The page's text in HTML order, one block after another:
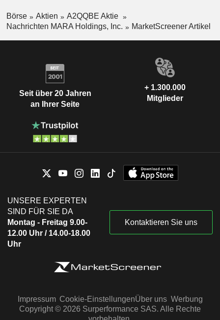
Börse Aktien
A2QQBE Aktie
Nachrichten MARA Holdings, Inc.
MarketScreener Artikel
Seit über 20 Jahren
an Ihrer Seite
+ 1.300.000
Mitglieder
UNSERE EXPERTEN
SIND FÜR SIE DA
Montag - Freitag 9.00-
12.00 Uhr / 14.00-18.00
Uhr
Kontaktieren Sie uns
Impressum Cookie-EinstellungenÜber uns Werbung
Copyright © 2026 Surperformance SAS. Alle Rechte